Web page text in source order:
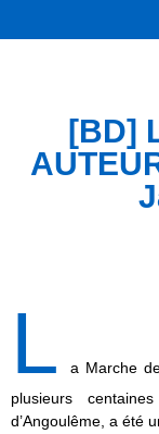
[BD]
L
a Marche
plusieurs
d’Angoulême, a été